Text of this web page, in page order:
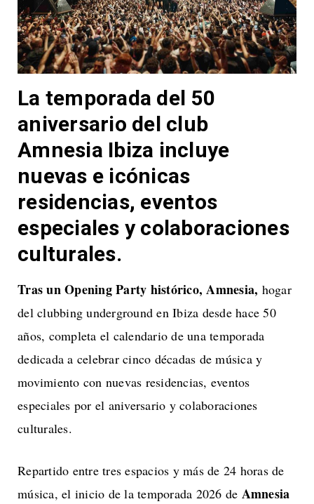
La temporada del 50
aniversario del club
Amnesia Ibiza incluye
nuevas e icónicas
residencias, eventos
especiales y colaboraciones
culturales.
Tras un Opening Party histórico, Amnesia, hogar
del clubbing underground en Ibiza desde hace 50
años, completa el calendario de una temporada
dedicada a celebrar cinco décadas de música y
movimiento con nuevas residencias, eventos
especiales por el aniversario y colaboraciones
culturales.
Repartido entre tres espacios y más de 24 horas de
música, el inicio de la temporada 2026 de Amnesia